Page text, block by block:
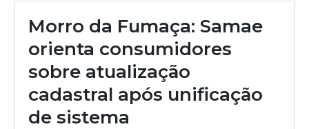
Morro da Fumaça: Samae
orienta consumidores
sobre atualização
cadastral após unificação
de sistema